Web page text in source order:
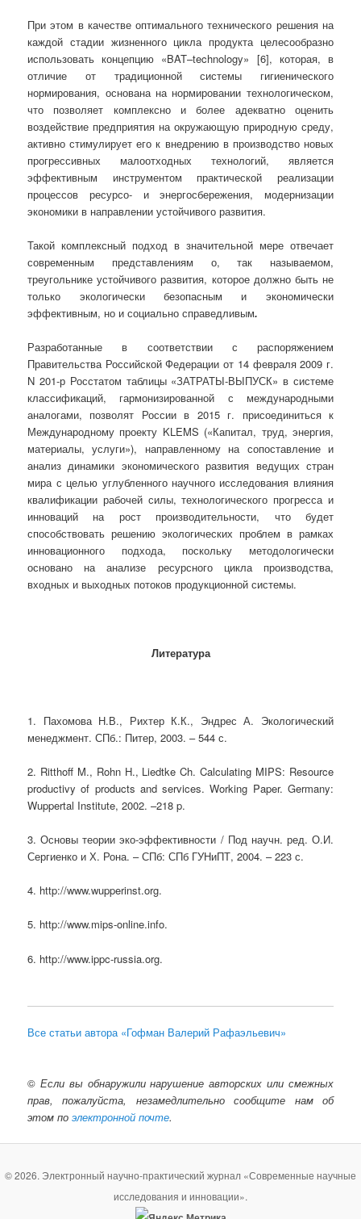
При этом в качестве оптимального технического решения на
каждой стадии жизненного цикла продукта целесообразно
использовать концепцию «BAT–technology» [6], которая, в
отличие от традиционной системы гигиенического
нормирования, основана на нормировании технологическом,
что позволяет комплексно и более адекватно оценить
воздействие предприятия на окружающую природную среду,
активно стимулирует его к внедрению в производство новых
прогрессивных малоотходных технологий, является
эффективным инструментом практической реализации
процессов ресурсо- и энергосбережения, модернизации
экономики в направлении устойчивого развития.
Такой комплексный подход в значительной мере отвечает
современным представлениям о, так называемом,
треугольнике устойчивого развития, которое должно быть не
только экологически безопасным и экономически
эффективным, но и социально справедливым.
Разработанные в соответствии с распоряжением
Правительства Российской Федерации от 14 февраля 2009 г.
N 201-р Росстатом таблицы «ЗАТРАТЫ-ВЫПУСК» в системе
классификаций, гармонизированной с международными
аналогами, позволят России в 2015 г. присоединиться к
Международному проекту KLEMS («Капитал, труд, энергия,
материалы, услуги»), направленному на сопоставление и
анализ динамики экономического развития ведущих стран
мира с целью углубленного научного исследования влияния
квалификации рабочей силы, технологического прогресса и
инноваций на рост производительности, что будет
способствовать решению экологических проблем в рамках
инновационного подхода, поскольку методологически
основано на анализе ресурсного цикла производства,
входных и выходных потоков продукционной системы.
Литература
1. Пахомова Н.В., Рихтер К.К., Эндрес А. Экологический
менеджмент. СПб.: Питер, 2003. – 544 с.
2. Ritthoff M., Rohn H., Liedtke Ch. Calculating MIPS: Resource
productivy of products and services. Working Paper. Germany:
Wuppertal Institute, 2002. –218 p.
3. Основы теории эко-эффективности / Под научн. ред. О.И.
Сергиенко и Х. Рона. – СПб: СПб ГУНиПТ, 2004. – 223 с.
4. http://www.wupperinst.org.
5. http://www.mips-online.info.
6. http://www.ippc-russia.org.
Все статьи автора «Гофман Валерий Рафаэльевич»
© Если вы обнаружили нарушение авторских или смежных
прав, пожалуйста, незамедлительно сообщите нам об
этом поэлектронной почте.
© 2026. Электронный научно-практический журнал «Современные научные
исследования и инновации».